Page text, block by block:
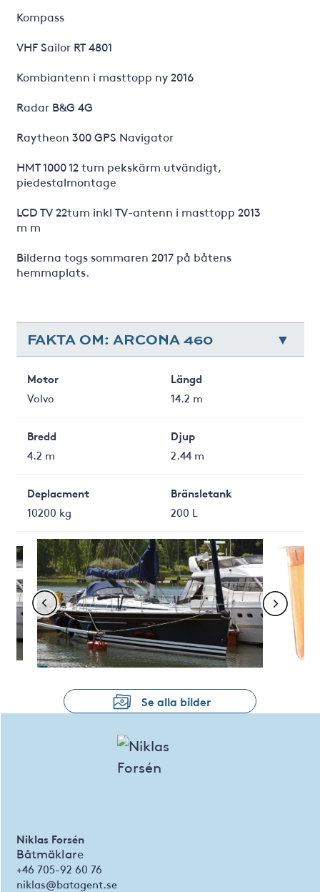
Kompass
VHF Sailor RT 4801
Kombiantenn i masttopp ny 2016
Radar B&G 4G
Raytheon 300 GPS Navigator
HMT 1000 12 tum pekskärm utvändigt,
piedestalmontage
LCD TV 22tum inkl TV-antenn i masttopp 2013
m m
Bilderna togs sommaren 2017 på båtens
hemmaplats.
FAKTA OM: ARCONA 460
Motor
Volvo
Längd
14.2 m
Bredd
4.2 m
Djup
2.44 m
Deplacment
10200 kg
Bränsletank
200 L
Se alla bilder
Niklas Forsén
Båtmäklare
+46 705-92 60 76
niklas@batagent.se